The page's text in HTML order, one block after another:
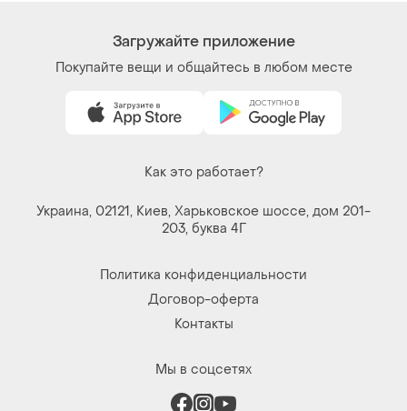
Загружайте приложение
Покупайте вещи и общайтесь в любом месте
Как это работает?
Украина, 02121, Киев, Харьковское шоссе, дом 201-
203, буква 4Г
Политика конфиденциальности
Договор-оферта
Контакты
Мы в соцсетях